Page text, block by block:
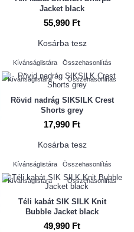
Jacket black
55,990 Ft
Kosárba tesz
Kívánságlistára Összehasonlítás
Kívánságlistára Összehasonlítás
Rövid nadrág SIKSILK Crest
Shorts grey
17,990 Ft
Kosárba tesz
Kívánságlistára Összehasonlítás
Kívánságlistára Összehasonlítás
Téli kabát SIK SILK Knit
Bubble Jacket black
49,990 Ft